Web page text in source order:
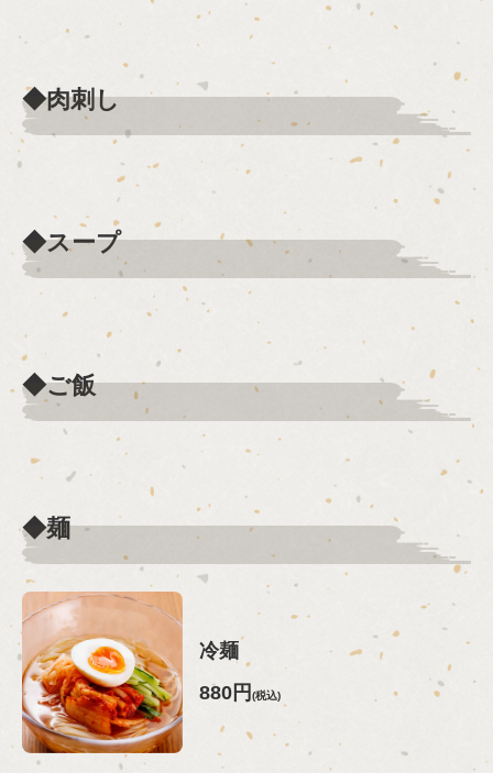
◆肉刺し
◆スープ
◆ご飯
◆麺
冷麺
880円(税込)